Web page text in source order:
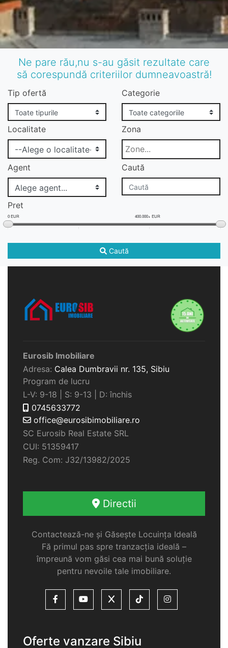
Ne pare rău,nu s-au găsit rezultate care
să corespundă criteriilor dumneavoastră!
Tip ofertă Categorie
Localitate Zona
Agent Caută
Pret
0 EUR 400.000+ EUR
Caută
Eurosib Imobiliare
Adresa: Calea Dumbravii nr. 135, Sibiu
Program de lucru
L-V: 9-18 | S: 9-13 | D: închis
0745633772
office@eurosibimobiliare.ro
SC Eurosib Real Estate SRL
CUI: 51359417
Reg. Com: J32/13982/2025
Directii
Contactează-ne și Găsește Locuința Ideală
Fă primul pas spre tranzacția ideală –
împreună vom găsi cea mai bună soluție
pentru nevoile tale imobiliare.
Oferte vanzare Sibiu